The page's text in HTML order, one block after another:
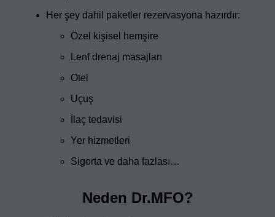
Her şey dahil paketler rezervasyona hazırdır:
Özel kişisel hemşire
Lenf drenaj masajları
Otel
Uçuş
İlaç tedavisi
Yer hizmetleri
Sigorta ve daha fazlası…
Neden Dr.MFO?